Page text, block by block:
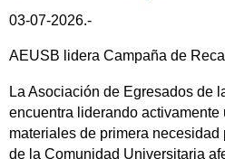
03-07-2026.-
AEUSB lidera Campaña de
La Asociación de Egresados de
encuentra liderando
materiales de primera
de la Comunidad Universitaria